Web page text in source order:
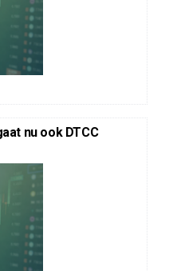
nu ook DTCC